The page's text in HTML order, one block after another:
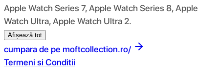
Apple Watch Series 7, Apple Watch Series 8, Apple
Watch Ultra, Apple Watch Ultra 2.
Afișează tot
cumpara de pe moftcollection.ro/
Termeni si Conditii